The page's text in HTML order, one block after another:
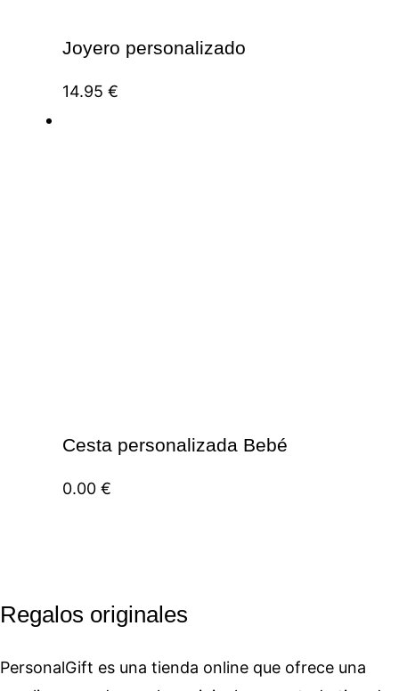
Joyero personalizado
14.95 €
Cesta personalizada Bebé
0.00 €
Regalos originales
PersonalGift es una tienda online que ofrece una